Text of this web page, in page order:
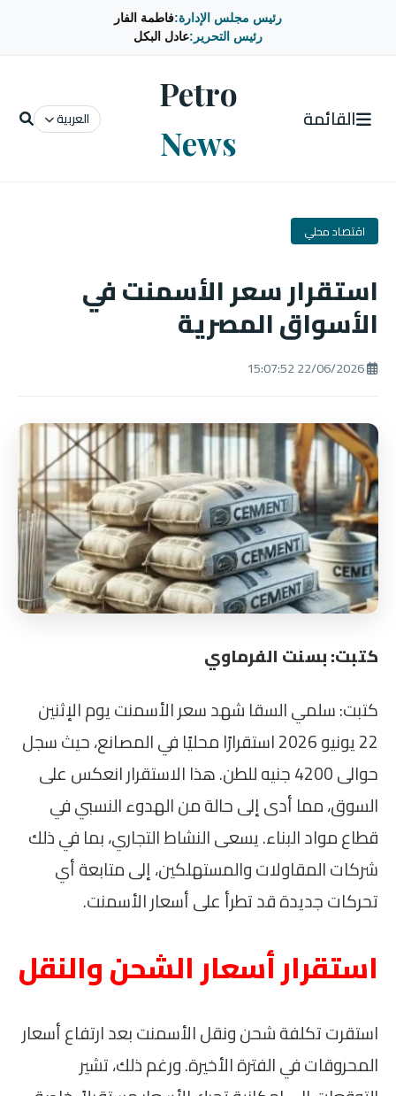
رئيس مجلس الإدارة:فاطمة الفار
رئيس التحرير:عادل البكل
القائمة
Petro
News
العربية
اقتصاد محلي
استقرار سعر الأسمنت في
الأسواق المصرية
كتبت: بسنت الفرماوي
كتبت: سلمي السقا شهد سعر الأسمنت يوم الإثنين
22 يونيو 2026 استقرارًا محليًا في المصانع، حيث سجل
حوالى 4200 جنيه للطن. هذا الاستقرار انعكس على
السوق، مما أدى إلى حالة من الهدوء النسبي في
قطاع مواد البناء. يسعى النشاط التجاري، بما في ذلك
شركات المقاولات والمستهلكين، إلى متابعة أي
تحركات جديدة قد تطرأ على أسعار الأسمنت.
استقرار أسعار الشحن والنقل
استقرت تكلفة شحن ونقل الأسمنت بعد ارتفاع أسعار
المحروقات في الفترة الأخيرة. ورغم ذلك، تشير